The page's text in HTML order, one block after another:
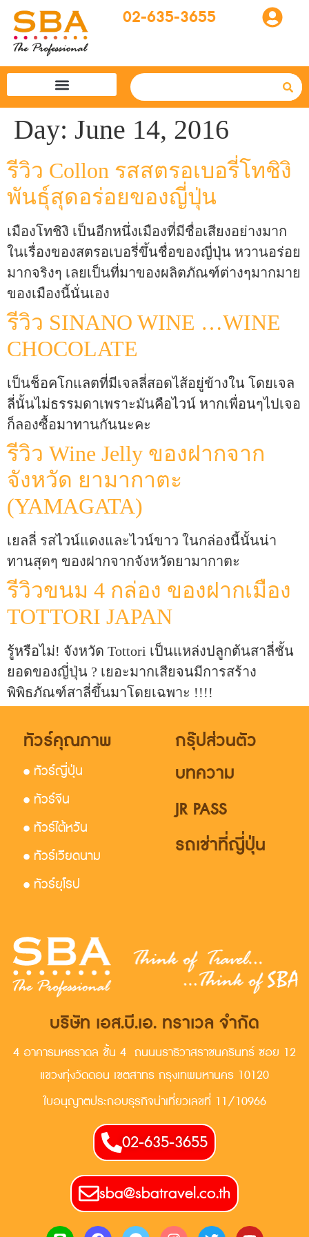
02-635-3655
Day: June 14, 2016
รีวิว Collon รสสตรอเบอรี่โทชิงิ
พันธุ์สุดอร่อยของญี่ปุ่น
เมืองโทชิงิ เป็นอีกหนึ่งเมืองที่มีชื่อเสียงอย่างมาก
ในเรื่องของสตรอเบอรี่ขึ้นชื่อของญี่ปุ่น หวานอร่อย
มากจริงๆ เลยเป็นที่มาของผลิตภัณฑ์ต่างๆมากมาย
ของเมืองนี้นั่นเอง
รีวิว SINANO WINE …WINE
CHOCOLATE
เป็นช็อคโกแลตที่มีเจลลี่สอดไส้อยู่ข้างใน โดยเจล
ลี่นั้นไม่ธรรมดาเพราะมันคือไวน์ หากเพื่อนๆไปเจอ
ก็ลองซื้อมาทานกันนะคะ
รีวิว Wine Jelly ของฝากจาก
จังหวัด ยามากาตะ
(YAMAGATA)
เยลลี่ รสไวน์แดงและไวน์ขาว ในกล่องนี้นั้นน่า
ทานสุดๆ ของฝากจากจังหวัดยามากาตะ
รีวิวขนม 4 กล่อง ของฝากเมือง
TOTTORI JAPAN
รู้หรือไม่! จังหวัด Tottori เป็นแหล่งปลูกต้นสาลี่ชั้น
ยอดของญี่ปุ่น ? เยอะมากเสียจนมีการสร้าง
พิพิธภัณฑ์สาลี่ขึ้นมาโดยเฉพาะ !!!!
ทัวร์คุณภาพ
• ทัวร์ญี่ปุ่น
• ทัวร์จีน
• ทัวร์ไต้หวัน
• ทัวร์เวียดนาม
• ทัวร์ยุโรป
กรุ๊ปส่วนตัว
บทความ
JR PASS
รถเช่าที่ญี่ปุ่น
บริษัท เอส.บี.เอ. ทราเวล จำกัด
4 อาคารมหธราดล ชั้น 4 ถนนนราธิวาสราชนครินทร์ ซอย 12
แขวงทุ่งวัดดอน เขตสาทร กรุงเทพมหานคร 10120
ใบอนุญาตประกอบธุรกิจน่าเที่ยวเลขที่ 11/10966
02-635-3655
sba@sbatravel.co.th